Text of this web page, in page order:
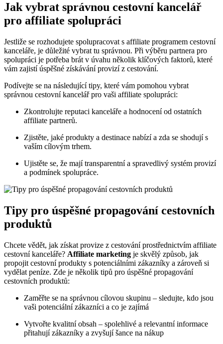
Jak vybrat správnou cestovní kancelář
pro affiliate spolupráci
Jestliže se rozhodujete spolupracovat s affiliate programem cestovní
kanceláře, je důležité vybrat tu správnou. Při výběru partnera pro
spolupráci je potřeba brát v úvahu několik klíčových faktorů, které
vám zajistí úspěšné získávání provizí z cestování.
Podívejte se na následující tipy, které vám pomohou vybrat
správnou cestovní kancelář pro vaši affiliate spolupráci:
Zkontrolujte reputaci kanceláře a hodnocení od ostatních
affiliate partnerů.
Zjistěte, jaké produkty a destinace nabízí a zda se shodují s
vaším cílovým trhem.
Ujistěte se, že mají transparentní a spravedlivý systém provizí
a podmínek spolupráce.
Tipy pro úspěšné propagování cestovních
produktů
Chcete vědět, jak získat provize z cestování prostřednictvím affiliate
cestovní kanceláře? Affiliate marketing je skvělý způsob, jak
propojit cestovní produkty s potenciálními zákazníky a zároveň si
vydělat peníze. Zde je několik tipů pro úspěšné propagování
cestovních produktů:
Zaměřte se na správnou cílovou skupinu – sledujte, kdo jsou
vaši potenciální zákazníci a co je zajímá
Vytvořte kvalitní obsah – spolehlivé a relevantní informace
přitahují zákazníky a zvyšují šance na nákup